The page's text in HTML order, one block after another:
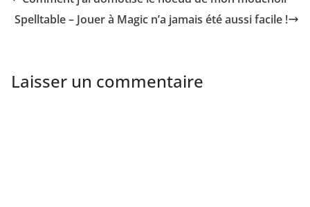
Spelltable – Jouer à Magic n’a jamais été aussi facile !
Laisser un commentaire